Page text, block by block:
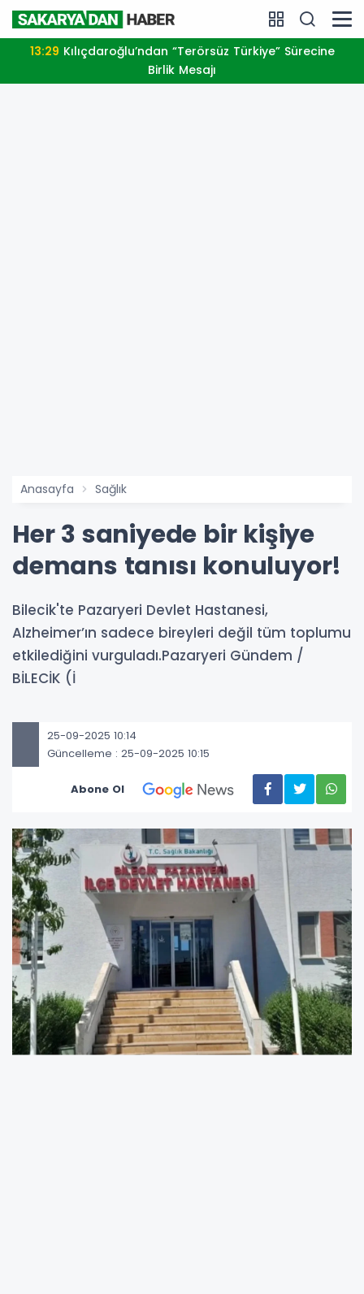
13:29
Birlik Mesajı
Anasayfa Sağlık
Her 3 saniyede bir kişiye
demans tanısı konuluyor!
Bilecik'te Pazaryeri Devlet Hastanesi,
Alzheimer’ın sadece bireyleri değil tüm toplumu
etkilediğini vurguladı.Pazaryeri Gündem /
BİLECİK (İ
25-09-2025 10:14
Güncelleme : 25-09-2025 10:15
Abone Ol